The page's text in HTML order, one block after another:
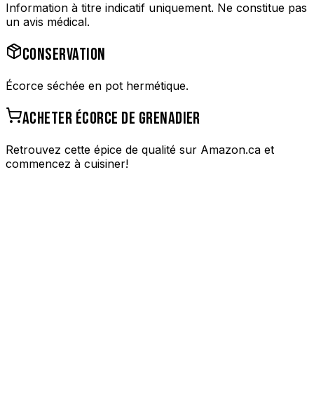
Information à titre indicatif uniquement. Ne constitue pas
un avis médical.
CONSERVATION
Écorce séchée en pot hermétique.
ACHETER ÉCORCE DE GRENADIER
Retrouvez cette épice de qualité sur Amazon.ca et
commencez à cuisiner!